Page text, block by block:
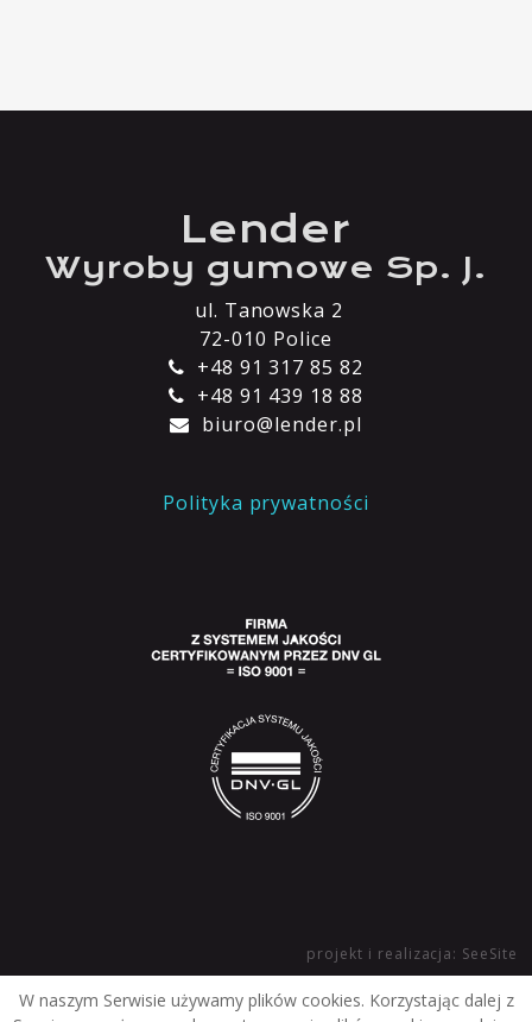
Lender
Wyroby gumowe Sp. J.
ul. Tanowska 2
72-010 Police
+48 91 317 85 82
+48 91 439 18 88
biuro@lender.pl
Polityka prywatności
projekt i realizacja: SeeSite
W naszym Serwisie używamy plików cookies. Korzystając dalej z